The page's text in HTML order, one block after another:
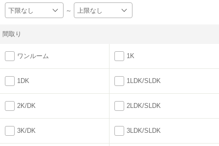
～
間取り
ワンルーム 1K
1DK 1LDK/SLDK
2K/DK 2LDK/SLDK
3K/DK 3LDK/SLDK